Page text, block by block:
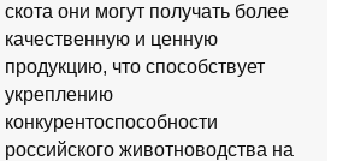
скота они могут получать более
качественную и ценную
продукцию, что способствует
укреплению
конкурентоспособности
российского животноводства на